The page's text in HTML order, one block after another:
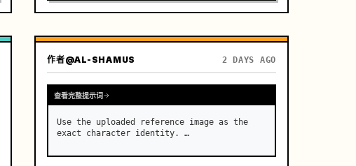
作者@AL-SHAMUS 2 DAYS AGO
查看完整提示词
Use the uploaded reference image as the
exact character identity. …